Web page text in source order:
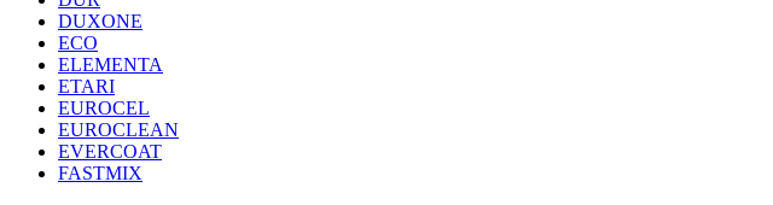
DUXONE
ECO
ELEMENTA
ETARI
EUROCEL
EUROCLEAN
EVERCOAT
FASTMIX